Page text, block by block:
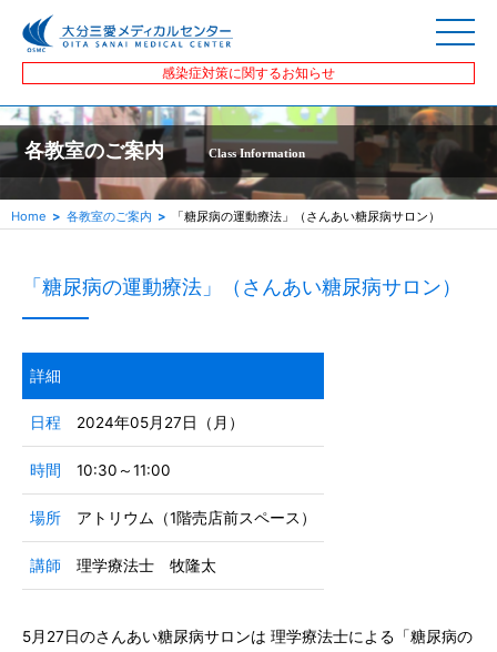
感染症対策に関するお知らせ
各教室のご案内 Class Information
Home 各教室のご案内 「糖尿病の運動療法」（さんあい糖尿病サロン）
「糖尿病の運動療法」（さんあい糖尿病サロン）
詳細
日程 2024年05月27日（月）
時間 10:30～11:00
場所 アトリウム（1階売店前スペース）
講師 理学療法士 牧隆太
5月27日のさんあい糖尿病サロンは 理学療法士による「糖尿病の